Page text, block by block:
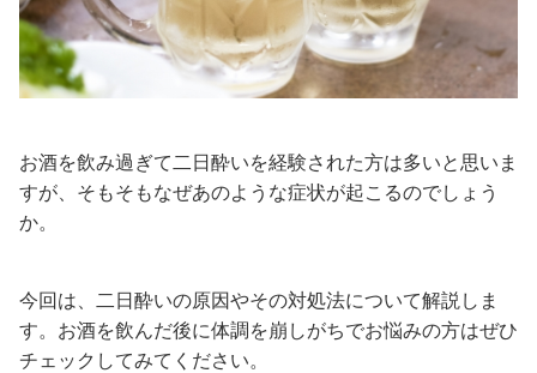
お酒を飲み過ぎて二日酔いを経験された方は多いと思いま
すが、そもそもなぜあのような症状が起こるのでしょう
か。
今回は、二日酔いの原因やその対処法について解説しま
す。お酒を飲んだ後に体調を崩しがちでお悩みの方はぜひ
チェックしてみてください。